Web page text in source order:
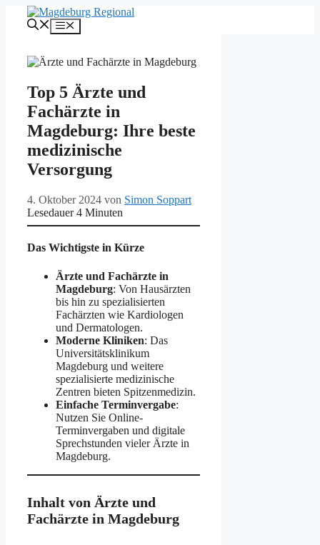
Inhalt
Menü
Top 5 Ärzte und
Fachärzte in
Magdeburg: Ihre beste
medizinische
Versorgung
4. Oktober 2024 von Simon Soppart
Lesedauer 4 Minuten
Das Wichtigste in Kürze
Ärzte und Fachärzte in
Magdeburg: Von Hausärzten
bis hin zu spezialisierten
Fachärzten wie Kardiologen
und Dermatologen.
Moderne Kliniken: Das
Universitätsklinikum
Magdeburg und weitere
spezialisierte medizinische
Zentren bieten Spitzenmedizin.
Einfache Terminvergabe:
Nutzen Sie Online-
Terminvergaben und digitale
Sprechstunden vieler Ärzte in
Magdeburg.
Inhalt von Ärzte und
Fachärzte in Magdeburg